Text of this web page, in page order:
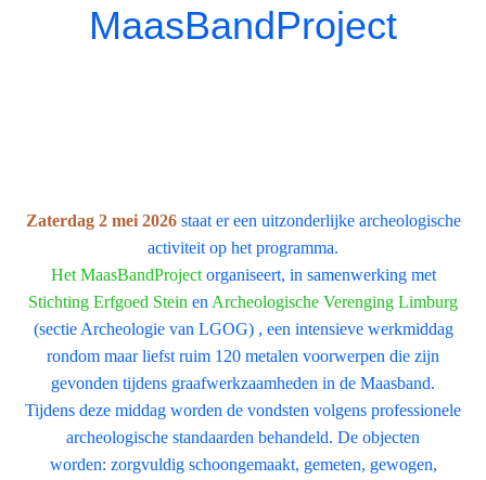
MaasBandProject
Zaterdag 2 mei 2026staat er een uitzonderlijke archeologische
activiteit op het programma.
Het MaasBandProjectorganiseert, in samenwerking met
Stichting Erfgoed Stein en Archeologische Verenging Limburg
(sectie Archeologie van LGOG) , een intensieve werkmiddag
rondom maar liefst ruim 120 metalen voorwerpen die zijn
gevonden tijdens graafwerkzaamheden in de Maasband.
Tijdens deze middag worden de vondsten volgens professionele
archeologische standaarden behandeld. De objecten
worden: zorgvuldig schoongemaakt, gemeten, gewogen,